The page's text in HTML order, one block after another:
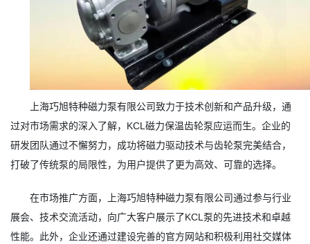
上海巧旭特种磁力泵有限公司致力于技术创新和产品升级，通
过对市场需求的深入了解，KCL磁力保温齿轮泵应运而生。企业的
研发团队通过不懈努力，成功将磁力驱动技术与齿轮泵完美结合，
打破了传统泵的局限性，为用户提供了更为高效、可靠的选择。
在市场推广方面，上海巧旭特种磁力泵有限公司通过参与行业
展会、技术交流活动，向广大客户展示了KCL泵的先进技术和卓越
性能。此外，企业还通过建设完善的官方网站和积极利用社交媒体